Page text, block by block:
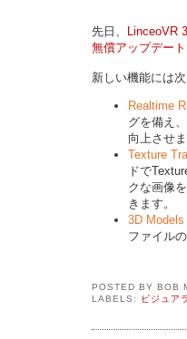
先日、 LinceoVR
無償アップデート
新しい機能には次
Realtime
グを備え
向上させま
Texture
ドで
クな画像
きます。
3D Models
ファイル
POSTED BY BOB
LABELS:
ビジュア